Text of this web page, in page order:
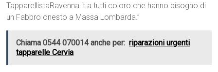
TapparellistaRavenna.it a tutti coloro che hanno bisogno di
un Fabbro onesto a Massa Lombarda.”
Chiama 0544 070014 anche per: riparazioni urgenti
tapparelle Cervia